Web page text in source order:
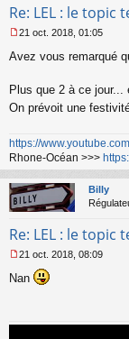
Re: LEL : le topic
e
a
g
n
o
n
l
u
21 oct. 2018, 01:05
Avez vous remarqué
Plus que 2 à ce jour...
On prévoit une
https://
Rhone-Océan >>>
Billy
Re: LEL : le topic
e
21 oct. 2018, 08:09
Nan